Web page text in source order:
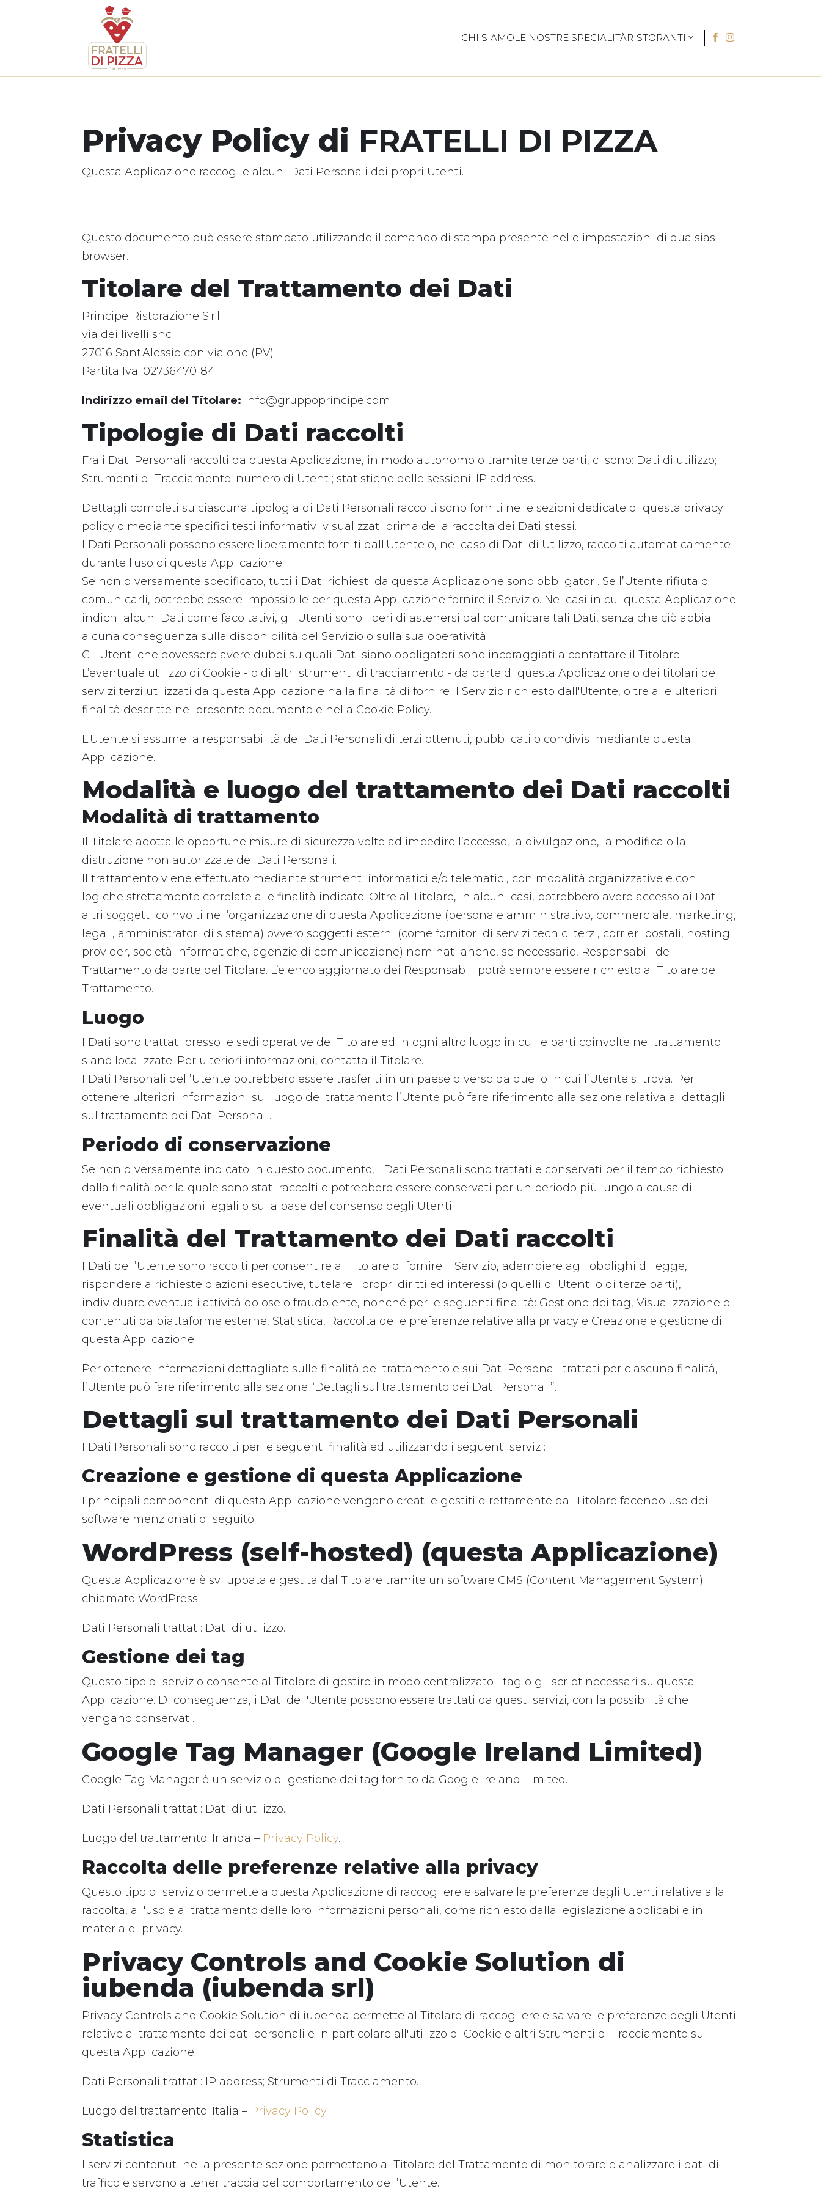
CHI SIAMOLE NOSTRE SPECIALITÀRISTORANTI  
Privacy Policy di FRATELLI DI PIZZA
Questa Applicazione raccoglie alcuni Dati Personali dei propri Utenti.
Questo documento può essere stampato utilizzando il comando di stampa presente nelle impostazioni di qualsiasi
browser.
Titolare del Trattamento dei Dati
Principe Ristorazione S.r.l.
via dei livelli snc
27016 Sant'Alessio con vialone (PV)
Partita Iva: 02736470184
Indirizzo email del Titolare: info@gruppoprincipe.com
Tipologie di Dati raccolti
Fra i Dati Personali raccolti da questa Applicazione, in modo autonomo o tramite terze parti, ci sono: Dati di utilizzo;
Strumenti di Tracciamento; numero di Utenti; statistiche delle sessioni; IP address.
Dettagli completi su ciascuna tipologia di Dati Personali raccolti sono forniti nelle sezioni dedicate di questa privacy
policy o mediante specifici testi informativi visualizzati prima della raccolta dei Dati stessi.
I Dati Personali possono essere liberamente forniti dall'Utente o, nel caso di Dati di Utilizzo, raccolti automaticamente
durante l'uso di questa Applicazione.
Se non diversamente specificato, tutti i Dati richiesti da questa Applicazione sono obbligatori. Se l’Utente rifiuta di
comunicarli, potrebbe essere impossibile per questa Applicazione fornire il Servizio. Nei casi in cui questa Applicazione
indichi alcuni Dati come facoltativi, gli Utenti sono liberi di astenersi dal comunicare tali Dati, senza che ciò abbia
alcuna conseguenza sulla disponibilità del Servizio o sulla sua operatività.
Gli Utenti che dovessero avere dubbi su quali Dati siano obbligatori sono incoraggiati a contattare il Titolare.
L’eventuale utilizzo di Cookie - o di altri strumenti di tracciamento - da parte di questa Applicazione o dei titolari dei
servizi terzi utilizzati da questa Applicazione ha la finalità di fornire il Servizio richiesto dall'Utente, oltre alle ulteriori
finalità descritte nel presente documento e nella Cookie Policy.
L'Utente si assume la responsabilità dei Dati Personali di terzi ottenuti, pubblicati o condivisi mediante questa
Applicazione.
Modalità e luogo del trattamento dei Dati raccolti
Modalità di trattamento
Il Titolare adotta le opportune misure di sicurezza volte ad impedire l’accesso, la divulgazione, la modifica o la
distruzione non autorizzate dei Dati Personali.
Il trattamento viene effettuato mediante strumenti informatici e/o telematici, con modalità organizzative e con
logiche strettamente correlate alle finalità indicate. Oltre al Titolare, in alcuni casi, potrebbero avere accesso ai Dati
altri soggetti coinvolti nell’organizzazione di questa Applicazione (personale amministrativo, commerciale, marketing,
legali, amministratori di sistema) ovvero soggetti esterni (come fornitori di servizi tecnici terzi, corrieri postali, hosting
provider, società informatiche, agenzie di comunicazione) nominati anche, se necessario, Responsabili del
Trattamento da parte del Titolare. L’elenco aggiornato dei Responsabili potrà sempre essere richiesto al Titolare del
Trattamento.
Luogo
I Dati sono trattati presso le sedi operative del Titolare ed in ogni altro luogo in cui le parti coinvolte nel trattamento
siano localizzate. Per ulteriori informazioni, contatta il Titolare.
I Dati Personali dell’Utente potrebbero essere trasferiti in un paese diverso da quello in cui l’Utente si trova. Per
ottenere ulteriori informazioni sul luogo del trattamento l’Utente può fare riferimento alla sezione relativa ai dettagli
sul trattamento dei Dati Personali.
Periodo di conservazione
Se non diversamente indicato in questo documento, i Dati Personali sono trattati e conservati per il tempo richiesto
dalla finalità per la quale sono stati raccolti e potrebbero essere conservati per un periodo più lungo a causa di
eventuali obbligazioni legali o sulla base del consenso degli Utenti.
Finalità del Trattamento dei Dati raccolti
I Dati dell’Utente sono raccolti per consentire al Titolare di fornire il Servizio, adempiere agli obblighi di legge,
rispondere a richieste o azioni esecutive, tutelare i propri diritti ed interessi (o quelli di Utenti o di terze parti),
individuare eventuali attività dolose o fraudolente, nonché per le seguenti finalità: Gestione dei tag, Visualizzazione di
contenuti da piattaforme esterne, Statistica, Raccolta delle preferenze relative alla privacy e Creazione e gestione di
questa Applicazione.
Per ottenere informazioni dettagliate sulle finalità del trattamento e sui Dati Personali trattati per ciascuna finalità,
l’Utente può fare riferimento alla sezione “Dettagli sul trattamento dei Dati Personali”.
Dettagli sul trattamento dei Dati Personali
I Dati Personali sono raccolti per le seguenti finalità ed utilizzando i seguenti servizi:
Creazione e gestione di questa Applicazione
I principali componenti di questa Applicazione vengono creati e gestiti direttamente dal Titolare facendo uso dei
software menzionati di seguito.
WordPress (self-hosted) (questa Applicazione)
Questa Applicazione è sviluppata e gestita dal Titolare tramite un software CMS (Content Management System)
chiamato WordPress.
Dati Personali trattati: Dati di utilizzo.
Gestione dei tag
Questo tipo di servizio consente al Titolare di gestire in modo centralizzato i tag o gli script necessari su questa
Applicazione. Di conseguenza, i Dati dell'Utente possono essere trattati da questi servizi, con la possibilità che
vengano conservati.
Google Tag Manager (Google Ireland Limited)
Google Tag Manager è un servizio di gestione dei tag fornito da Google Ireland Limited.
Dati Personali trattati: Dati di utilizzo.
Luogo del trattamento: Irlanda – Privacy Policy.
Raccolta delle preferenze relative alla privacy
Questo tipo di servizio permette a questa Applicazione di raccogliere e salvare le preferenze degli Utenti relative alla
raccolta, all'uso e al trattamento delle loro informazioni personali, come richiesto dalla legislazione applicabile in
materia di privacy.
Privacy Controls and Cookie Solution di
iubenda (iubenda srl)
Privacy Controls and Cookie Solution di iubenda permette al Titolare di raccogliere e salvare le preferenze degli Utenti
relative al trattamento dei dati personali e in particolare all'utilizzo di Cookie e altri Strumenti di Tracciamento su
questa Applicazione.
Dati Personali trattati: IP address; Strumenti di Tracciamento.
Luogo del trattamento: Italia – Privacy Policy.
Statistica
I servizi contenuti nella presente sezione permettono al Titolare del Trattamento di monitorare e analizzare i dati di
traffico e servono a tener traccia del comportamento dell’Utente.